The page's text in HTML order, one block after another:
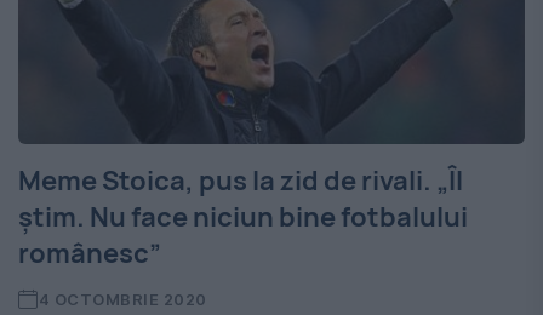
Meme Stoica, pus la zid de rivali. „Îl
știm. Nu face niciun bine fotbalului
românesc”
4 OCTOMBRIE 2020